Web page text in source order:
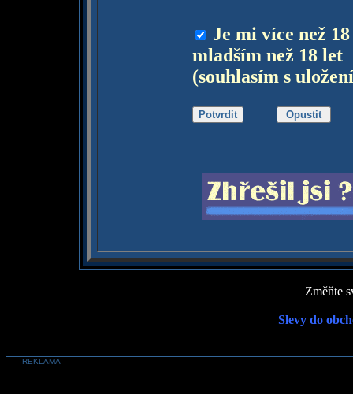
Je mi více než
mladším než 18 let
(souhlasím s
Změňte
Slevy do
REKLAMA